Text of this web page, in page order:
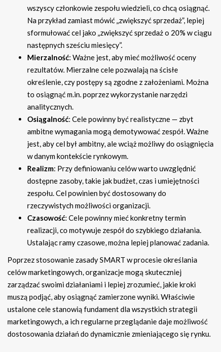
wszyscy członkowie zespołu wiedzieli, co chcą osiągnąć.
Na przykład zamiast mówić „zwiększyć sprzedaż”, lepiej
sformułować cel jako „zwiększyć sprzedaż o 20% w ciągu
następnych sześciu miesięcy”.
Mierzalność: Ważne jest, aby mieć możliwość oceny
rezultatów. Mierzalne cele pozwalają na ścisłe
określenie, czy postępy są zgodne z założeniami. Można
to osiągnąć m.in. poprzez wykorzystanie narzędzi
analitycznych.
Osiągalność: Cele powinny być realistyczne — zbyt
ambitne wymagania mogą demotywować zespół. Ważne
jest, aby cel był ambitny, ale wciąż możliwy do osiągnięcia
w danym kontekście rynkowym.
Realizm: Przy definiowaniu celów warto uwzględnić
dostępne zasoby, takie jak budżet, czas i umiejętności
zespołu. Cel powinien być dostosowany do
rzeczywistych możliwości organizacji.
Czasowość: Cele powinny mieć konkretny termin
realizacji, co motywuje zespół do szybkiego działania.
Ustalając ramy czasowe, można lepiej planować zadania.
Poprzez stosowanie zasady SMART w procesie określania
celów marketingowych, organizacje mogą skuteczniej
zarządzać swoimi działaniami i lepiej zrozumieć, jakie kroki
muszą podjąć, aby osiągnąć zamierzone wyniki. Właściwie
ustalone cele stanowią fundament dla wszystkich strategii
marketingowych, a ich regularne przeglądanie daje możliwość
dostosowania działań do dynamicznie zmieniającego się rynku.